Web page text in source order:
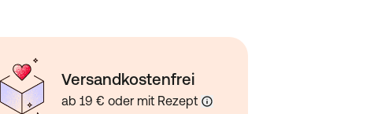
Versandkostenfrei
ab 19 € oder mit Rezept